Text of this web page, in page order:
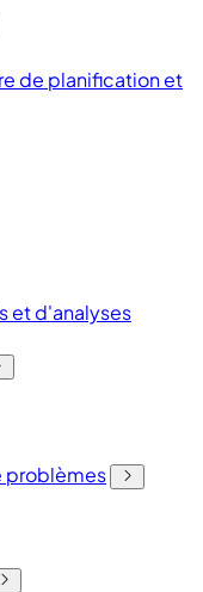
de planification et
et d'analyses
problèmes